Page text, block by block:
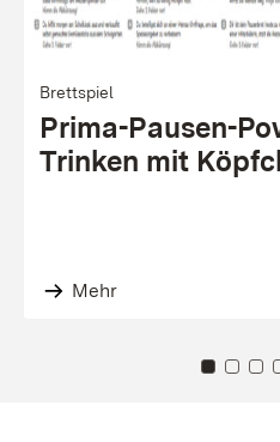
Brettspiel
Prima-Pausen-
Trinken mit
Mehr
ZuZu